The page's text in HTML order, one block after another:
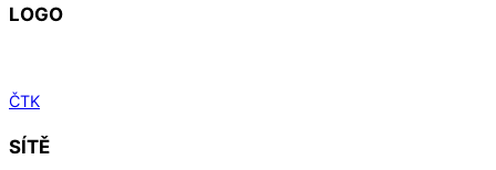
LOGO
ČTK
SÍTĚ